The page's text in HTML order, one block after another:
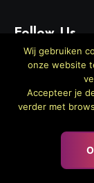
Follow Us
Laats
Zo werk je
een kleine
juli 31, 2026
Wij gebruiken
onze website
Accepteer je
verder met